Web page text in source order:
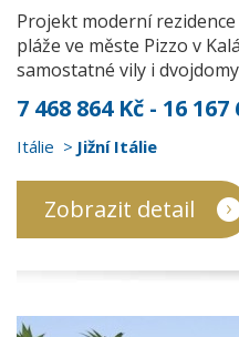
Projekt moderní
pláže ve měste Pizzo v
samostatné vily i
7 468 864 Kč - 16 167
Itálie Jižní Itálie
Zobrazit detail